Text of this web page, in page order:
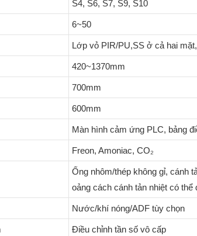
S4, S6, S7, S9, S10
6~50
Lớp vỏ PIR/PU,SS ở cả hai
420~1370mm
700mm
600mm
Màn hình cảm ứng PLC, bảng
Freon, Amoniac, CO₂
Ống nhôm/thép không gỉ, cánh
oảng cách cánh tản nhiệt có thể
Nước/khí nóng/ADF tùy chọn
Điều chỉnh tần số vô cấp